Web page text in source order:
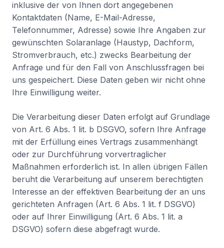
inklusive der von Ihnen dort angegebenen
Kontaktdaten (Name, E-Mail-Adresse,
Telefonnummer, Adresse) sowie Ihre Angaben zur
gewünschten Solaranlage (Haustyp, Dachform,
Stromverbrauch, etc.) zwecks Bearbeitung der
Anfrage und für den Fall von Anschlussfragen bei
uns gespeichert. Diese Daten geben wir nicht ohne
Ihre Einwilligung weiter.
Die Verarbeitung dieser Daten erfolgt auf Grundlage
von Art. 6 Abs. 1 lit. b DSGVO, sofern Ihre Anfrage
mit der Erfüllung eines Vertrags zusammenhängt
oder zur Durchführung vorvertraglicher
Maßnahmen erforderlich ist. In allen übrigen Fällen
beruht die Verarbeitung auf unserem berechtigten
Interesse an der effektiven Bearbeitung der an uns
gerichteten Anfragen (Art. 6 Abs. 1 lit. f DSGVO)
oder auf Ihrer Einwilligung (Art. 6 Abs. 1 lit. a
DSGVO) sofern diese abgefragt wurde.